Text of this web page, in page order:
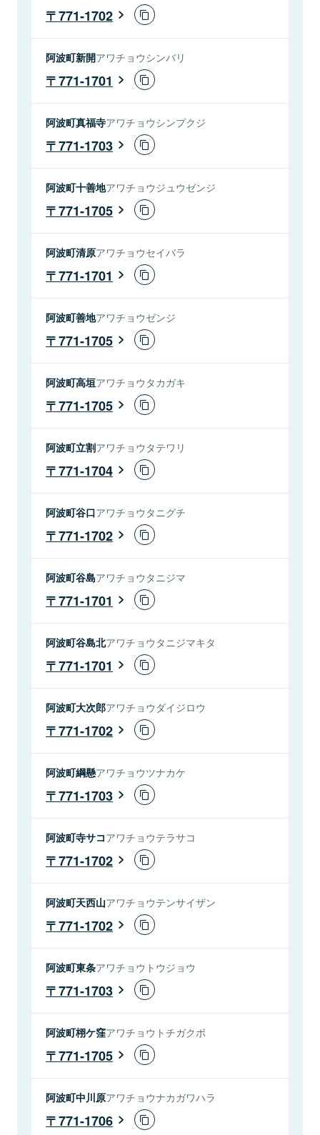
771-1702
阿波町新開アワチョウシンバリ
771-1701
阿波町真福寺アワチョウシンプクジ
771-1703
阿波町十善地アワチョウジュウゼンジ
771-1705
阿波町清原アワチョウセイバラ
771-1701
阿波町善地アワチョウゼンジ
771-1705
阿波町高垣アワチョウタカガキ
771-1705
阿波町立割アワチョウタテワリ
771-1704
阿波町谷口アワチョウタニグチ
771-1702
阿波町谷島アワチョウタニジマ
771-1701
阿波町谷島北アワチョウタニジマキタ
771-1701
阿波町大次郎アワチョウダイジロウ
771-1702
阿波町綱懸アワチョウツナカケ
771-1703
阿波町寺サコアワチョウテラサコ
771-1702
阿波町天西山アワチョウテンサイザン
771-1702
阿波町東条アワチョウトウジョウ
771-1703
阿波町栩ケ窪アワチョウトチガクボ
771-1705
阿波町中川原アワチョウナカガワハラ
771-1706